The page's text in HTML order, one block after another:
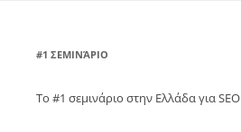
#1 ΣΕΜΙΝΆΡΙΟ
Το #1 σεμινάριο στην Ελλάδα για SEO